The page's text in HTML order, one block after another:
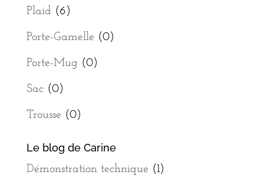
Plaid (6)
Porte-Gamelle (0)
Porte-Mug (0)
Sac (0)
Trousse (0)
Le blog de Carine
Démonstration technique (1)